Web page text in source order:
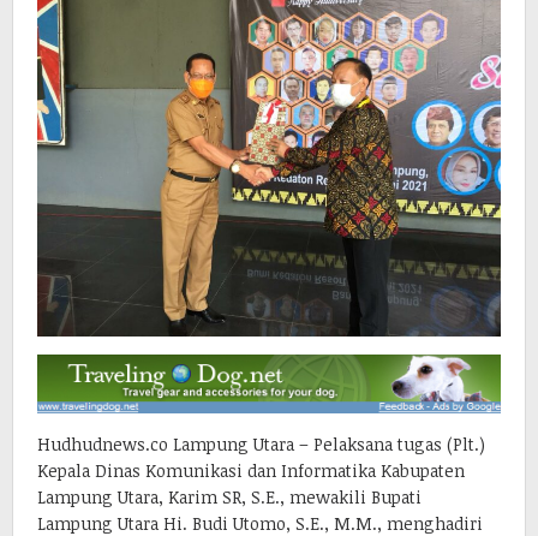
Hudhudnews.co Lampung Utara – Pelaksana tugas (Plt.)
Kepala Dinas Komunikasi dan Informatika Kabupaten
Lampung Utara, Karim SR, S.E., mewakili Bupati
Lampung Utara Hi. Budi Utomo, S.E., M.M., menghadiri